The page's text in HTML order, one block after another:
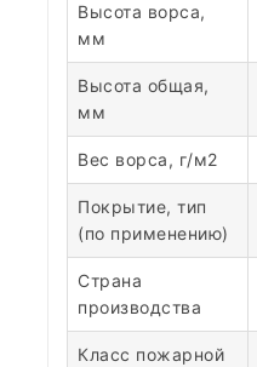
Высота ворса,
мм
Высота общая,
мм
Вес ворса, г/м2
Покрытие, тип
(по применению)
Страна
производства
Класс пожарной